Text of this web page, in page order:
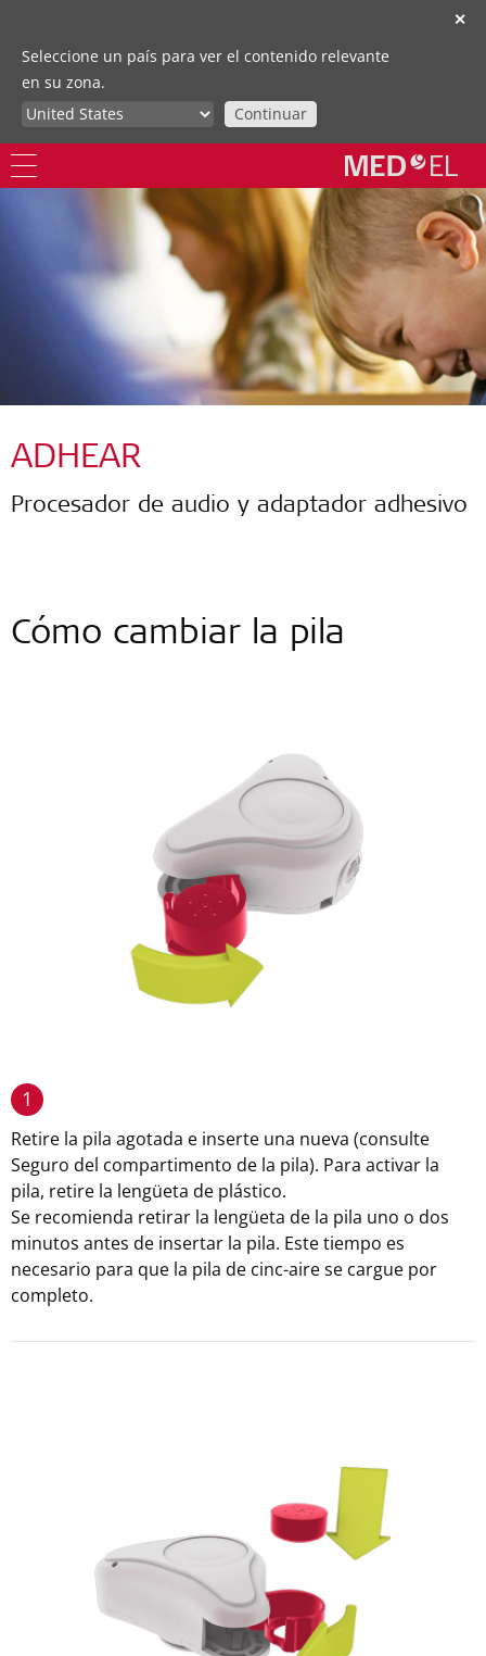
✕
Seleccione un país para ver el contenido relevante
en su zona.
Continuar
ADHEAR
Procesador de audio y adaptador adhesivo
Cómo cambiar la pila
1
Retire la pila agotada e inserte una nueva (consulte
Seguro del compartimento de la pila). Para activar la
pila, retire la lengüeta de plástico.
Se recomienda retirar la lengüeta de la pila uno o dos
minutos antes de insertar la pila. Este tiempo es
necesario para que la pila de cinc-aire se cargue por
completo.